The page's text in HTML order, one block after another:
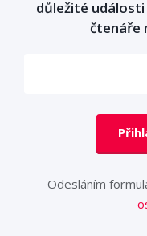
důležité události
čtenáře
Odesláním